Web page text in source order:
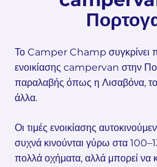
Το Camper Champ συγκρίνει
ενοικίασης campervan στην
παραλαβής όπως η Λισαβόνα,
άλλα.
Οι τιμές ενοικίασης
συχνά κινούνται γύρω στα
πολλά οχήματα, αλλά μπορεί